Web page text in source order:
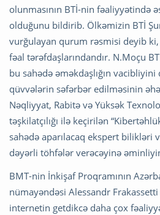
olunmasının BTİ-nin fəaliyyətində
olduğunu bildirib. Ölkəmizin BTİ
vurğulayan qurum rəsmisi deyib ki,
fəal tərəfdaşlarındandır. N.Moçu
bu sahədə əməkdaşlığın
qüvvələrin səfərbər edilməsinin
Nəqliyyat, Rabitə və Yüksək
təşkilatçılığı ilə keçirilən
sahədə aparılacaq ekspert bilikləri
dəyərli töhfələr verəcəyinə
BMT-nin İnkişaf Proqramının
nümayəndəsi Alessandr
internetin getdikcə daha çox